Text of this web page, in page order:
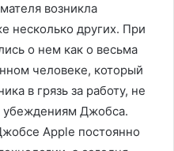
возникла
несколько других. При
о нем как о весьма
человеке, который
в грязь за работу, не
Джобса.
Apple постоянно